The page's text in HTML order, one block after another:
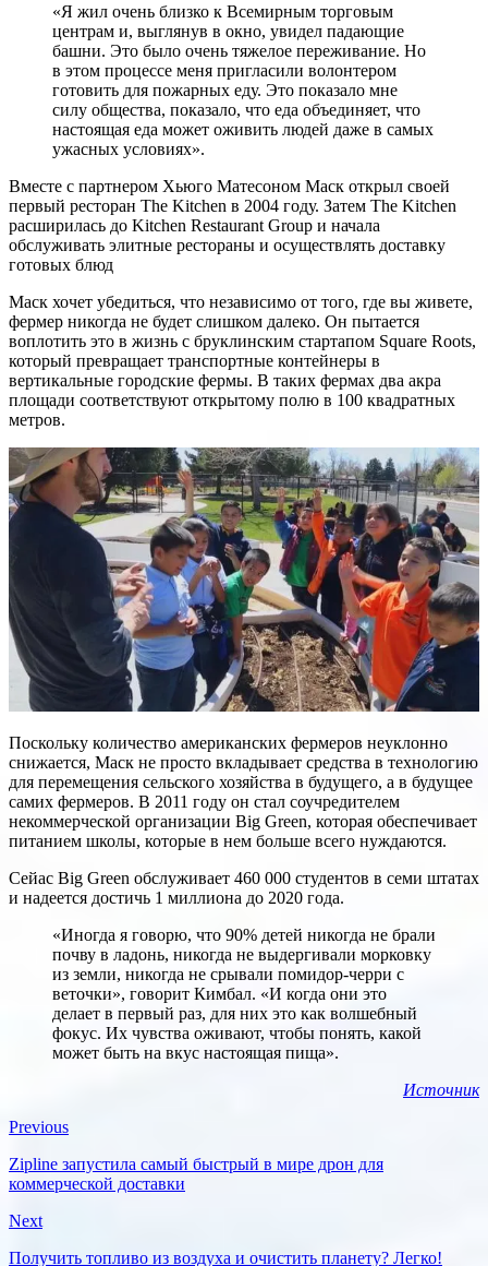
«Я жил очень близко к Всемирным торговым
центрам и, выглянув в окно, увидел падающие
башни. Это было очень тяжелое переживание. Но
в этом процессе меня пригласили волонтером
готовить для пожарных еду. Это показало мне
силу общества, показало, что еда объединяет, что
настоящая еда может оживить людей даже в самых
ужасных условиях».
Вместе с партнером Хьюго Матесоном Маск открыл своей
первый ресторан The Kitchen в 2004 году. Затем The Kitchen
расширилась до Kitchen Restaurant Group и начала
обслуживать элитные рестораны и осуществлять доставку
готовых блюд
Маск хочет убедиться, что независимо от того, где вы живете,
фермер никогда не будет слишком далеко. Он пытается
воплотить это в жизнь с бруклинским стартапом Square Roots,
который превращает транспортные контейнеры в
вертикальные городские фермы. В таких фермах два акра
площади соответствуют открытому полю в 100 квадратных
метров.
Поскольку количество американских фермеров неуклонно
снижается, Маск не просто вкладывает средства в технологию
для перемещения сельского хозяйства в будущего, а в будущее
самих фермеров. В 2011 году он стал соучредителем
некоммерческой организации Big Green, которая обеспечивает
питанием школы, которые в нем больше всего нуждаются.
Сейас Big Green обслуживает 460 000 студентов в семи штатах
и надеется достичь 1 миллиона до 2020 года.
«Иногда я говорю, что 90% детей никогда не брали
почву в ладонь, никогда не выдергивали морковку
из земли, никогда не срывали помидор-черри с
веточки», говорит Кимбал. «И когда они это
делает в первый раз, для них это как волшебный
фокус. Их чувства оживают, чтобы понять, какой
может быть на вкус настоящая пища».
Источник
Previous
Zipline запустила самый быстрый в мире дрон для
коммерческой доставки
Next
Получить топливо из воздуха и очистить планету? Легко!